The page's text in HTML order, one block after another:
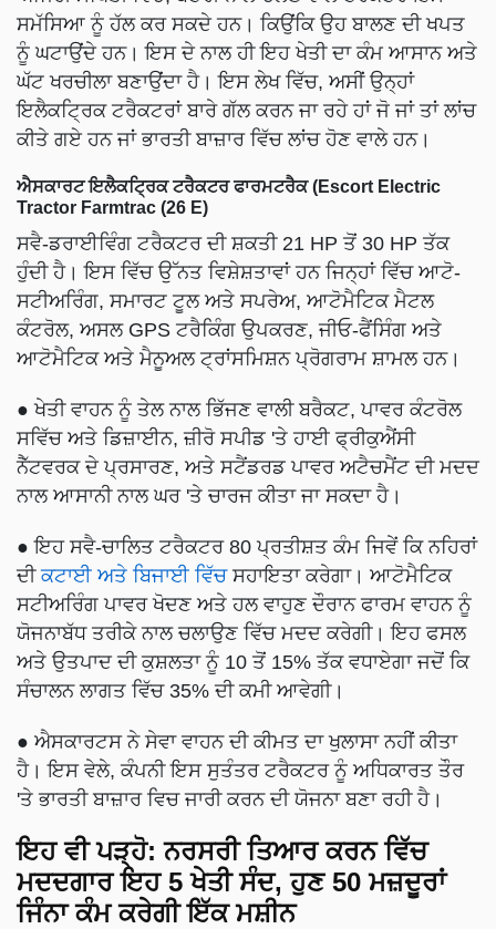
ਸਮੱਸਿਆ ਨੂੰ ਹੱਲ ਕਰ ਸਕਦੇ ਹਨ। ਕਿਉਂਕਿ ਉਹ ਬਾਲਣ ਦੀ ਖਪਤ
ਨੂੰ ਘਟਾਉਂਦੇ ਹਨ। ਇਸ ਦੇ ਨਾਲ ਹੀ ਇਹ ਖੇਤੀ ਦਾ ਕੰਮ ਆਸਾਨ ਅਤੇ
ਘੱਟ ਖਰਚੀਲਾ ਬਣਾਉਂਦਾ ਹੈ। ਇਸ ਲੇਖ ਵਿੱਚ, ਅਸੀਂ ਉਨ੍ਹਾਂ
ਇਲੈਕਟ੍ਰਿਕ ਟਰੈਕਟਰਾਂ ਬਾਰੇ ਗੱਲ ਕਰਨ ਜਾ ਰਹੇ ਹਾਂ ਜੋ ਜਾਂ ਤਾਂ ਲਾਂਚ
ਕੀਤੇ ਗਏ ਹਨ ਜਾਂ ਭਾਰਤੀ ਬਾਜ਼ਾਰ ਵਿੱਚ ਲਾਂਚ ਹੋਣ ਵਾਲੇ ਹਨ।
ਐਸਕਾਰਟ ਇਲੈਕਟ੍ਰਿਕ ਟਰੈਕਟਰ ਫਾਰਮਟਰੈਕ (Escort Electric
Tractor Farmtrac (26 E)
ਸਵੈ-ਡਰਾਈਵਿੰਗ ਟਰੈਕਟਰ ਦੀ ਸ਼ਕਤੀ 21 HP ਤੋਂ 30 HP ਤੱਕ
ਹੁੰਦੀ ਹੈ। ਇਸ ਵਿੱਚ ਉੱਨਤ ਵਿਸ਼ੇਸ਼ਤਾਵਾਂ ਹਨ ਜਿਨ੍ਹਾਂ ਵਿੱਚ ਆਟੋ-
ਸਟੀਅਰਿੰਗ, ਸਮਾਰਟ ਟੂਲ ਅਤੇ ਸਪਰੇਅ, ਆਟੋਮੈਟਿਕ ਮੈਟਲ
ਕੰਟਰੋਲ, ਅਸਲ GPS ਟਰੈਕਿੰਗ ਉਪਕਰਣ, ਜੀਓ-ਫੈਂਸਿੰਗ ਅਤੇ
ਆਟੋਮੈਟਿਕ ਅਤੇ ਮੈਨੂਅਲ ਟ੍ਰਾਂਸਮਿਸ਼ਨ ਪ੍ਰੋਗਰਾਮ ਸ਼ਾਮਲ ਹਨ।
● ਖੇਤੀ ਵਾਹਨ ਨੂੰ ਤੇਲ ਨਾਲ ਭਿੱਜਣ ਵਾਲੀ ਬਰੈਕਟ, ਪਾਵਰ ਕੰਟਰੋਲ
ਸਵਿੱਚ ਅਤੇ ਡਿਜ਼ਾਈਨ, ਜ਼ੀਰੋ ਸਪੀਡ 'ਤੇ ਹਾਈ ਫ੍ਰੀਕੁਐਂਸੀ
ਨੈੱਟਵਰਕ ਦੇ ਪ੍ਰਸਾਰਣ, ਅਤੇ ਸਟੈਂਡਰਡ ਪਾਵਰ ਅਟੈਚਮੈਂਟ ਦੀ ਮਦਦ
ਨਾਲ ਆਸਾਨੀ ਨਾਲ ਘਰ 'ਤੇ ਚਾਰਜ ਕੀਤਾ ਜਾ ਸਕਦਾ ਹੈ।
● ਇਹ ਸਵੈ-ਚਾਲਿਤ ਟਰੈਕਟਰ 80 ਪ੍ਰਤੀਸ਼ਤ ਕੰਮ ਜਿਵੇਂ ਕਿ ਨਹਿਰਾਂ
ਦੀ ਕਟਾਈ ਅਤੇ ਬਿਜਾਈ ਵਿੱਚਸਹਾਇਤਾ ਕਰੇਗਾ। ਆਟੋਮੈਟਿਕ
ਸਟੀਅਰਿੰਗ ਪਾਵਰ ਖੋਦਣ ਅਤੇ ਹਲ ਵਾਹੁਣ ਦੌਰਾਨ ਫਾਰਮ ਵਾਹਨ ਨੂੰ
ਯੋਜਨਾਬੱਧ ਤਰੀਕੇ ਨਾਲ ਚਲਾਉਣ ਵਿੱਚ ਮਦਦ ਕਰੇਗੀ। ਇਹ ਫਸਲ
ਅਤੇ ਉਤਪਾਦ ਦੀ ਕੁਸ਼ਲਤਾ ਨੂੰ 10 ਤੋਂ 15% ਤੱਕ ਵਧਾਏਗਾ ਜਦੋਂ ਕਿ
ਸੰਚਾਲਨ ਲਾਗਤ ਵਿੱਚ 35% ਦੀ ਕਮੀ ਆਵੇਗੀ।
● ਐਸਕਾਰਟਸ ਨੇ ਸੇਵਾ ਵਾਹਨ ਦੀ ਕੀਮਤ ਦਾ ਖੁਲਾਸਾ ਨਹੀਂ ਕੀਤਾ
ਹੈ। ਇਸ ਵੇਲੇ, ਕੰਪਨੀ ਇਸ ਸੁਤੰਤਰ ਟਰੈਕਟਰ ਨੂੰ ਅਧਿਕਾਰਤ ਤੌਰ
'ਤੇ ਭਾਰਤੀ ਬਾਜ਼ਾਰ ਵਿਚ ਜਾਰੀ ਕਰਨ ਦੀ ਯੋਜਨਾ ਬਣਾ ਰਹੀ ਹੈ।
ਇਹ ਵੀ ਪੜ੍ਹੋ: ਨਰਸਰੀ ਤਿਆਰ ਕਰਨ ਵਿੱਚ
ਮਦਦਗਾਰ ਇਹ 5 ਖੇਤੀ ਸੰਦ, ਹੁਣ 50 ਮਜ਼ਦੂਰਾਂ
ਜਿੰਨਾ ਕੰਮ ਕਰੇਗੀ ਇੱਕ ਮਸ਼ੀਨ